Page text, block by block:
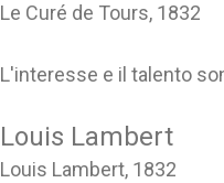
Le Curé de Tours, 1832
L'interesse e il talento
Louis Lambert
Louis Lambert, 1832